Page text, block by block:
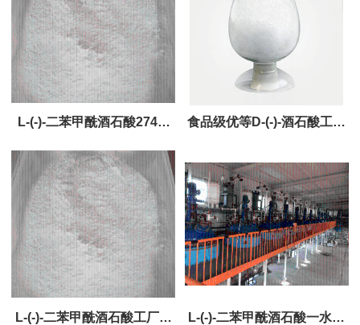
L-(-)-二苯甲酰酒石酸2743-
38-6工厂直销
食品级优等D-(-)-酒石酸工厂
L-(-)-二苯甲酰酒石酸工厂直 L-(-)-二苯甲酰酒石酸一水物